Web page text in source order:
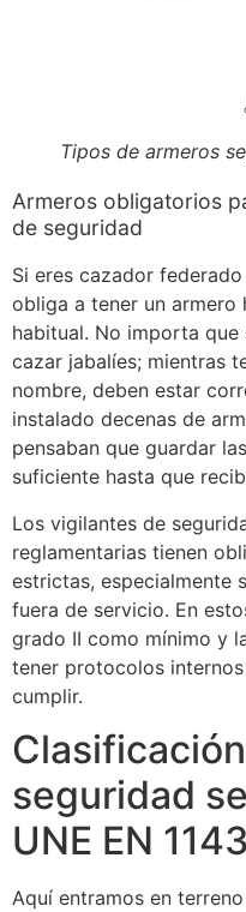
Tipos de armeros
Armeros obligatorios
de seguridad
Si eres cazador
obliga a tener un
habitual. No importa que
cazar jabalíes; mientras
nombre, deben estar
instalado decenas de
pensaban que guardar
suficiente hasta que
Los vigilantes de
reglamentarias tienen
estrictas, especialmente
fuera de servicio. En
grado II como mínimo y
tener protocolos
cumplir.
seguridad
UNE EN
Aquí entramos en